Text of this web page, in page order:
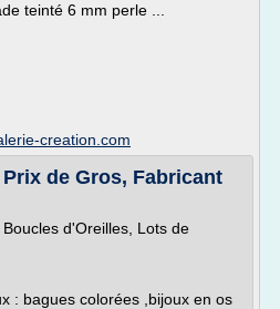
teinté 6 mm perle ...
creation.com
de Gros, Fabricant
d'Oreilles, Lots de
: bagues colorées ,bijoux en os